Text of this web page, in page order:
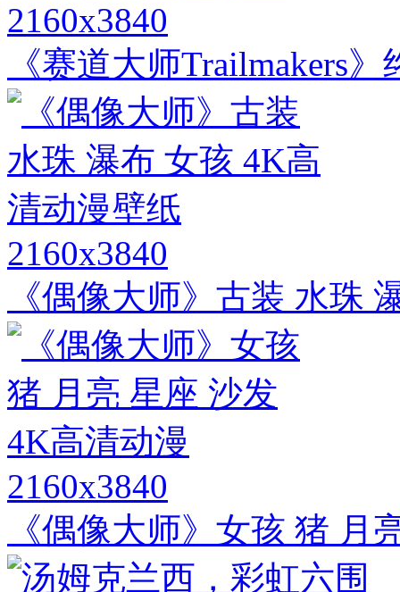
2160x3840
《赛道大师Trailmakers
2160x3840
《偶像大师》古装 水珠
2160x3840
《偶像大师》女孩 猪 月